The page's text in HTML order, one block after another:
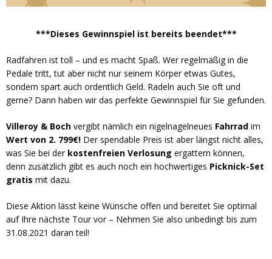
***Dieses Gewinnspiel ist bereits beendet***
Radfahren ist toll – und es macht Spaß. Wer regelmäßig in die
Pedale tritt, tut aber nicht nur seinem Körper etwas Gutes,
sondern spart auch ordentlich Geld. Radeln auch Sie oft und
gerne? Dann haben wir das perfekte Gewinnspiel für Sie gefunden.
Villeroy & Boch vergibt nämlich ein nigelnagelneues Fahrrad im
Wert von 2. 799€! Der spendable Preis ist aber längst nicht alles,
was Sie bei der kostenfreien Verlosung ergattern können,
denn zusätzlich gibt es auch noch ein hochwertiges Picknick-Set
gratis mit dazu.
Diese Aktion lässt keine Wünsche offen und bereitet Sie optimal
auf Ihre nächste Tour vor – Nehmen Sie also unbedingt bis zum
31.08.2021 daran teil!